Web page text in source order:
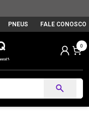
PNEUS FALE CONOSCO
0